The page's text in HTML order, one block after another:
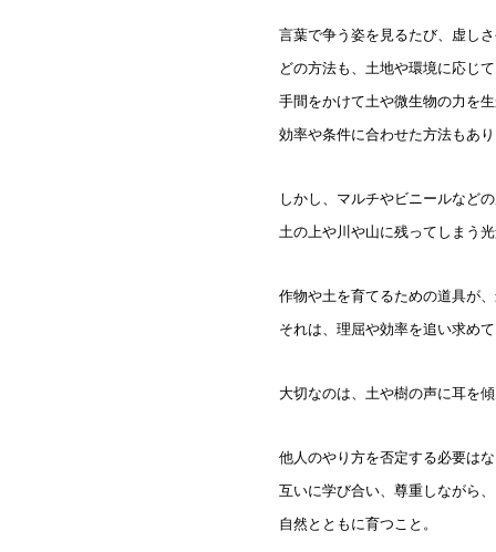
言葉で争う姿を見るたび、虚し
どの方法も、土地や環境に応じ
手間をかけて土や微生物の力を
効率や条件に合わせた方法もあ
しかし、マルチやビニールなど
土の上や川や山に残ってしまう
作物や土を育てるための道具が
それは、理屈や効率を追い求め
大切なのは、土や樹の声に耳を
他人のやり方を否定する必要は
互いに学び合い、尊重しながら、
自然とともに育つこと。